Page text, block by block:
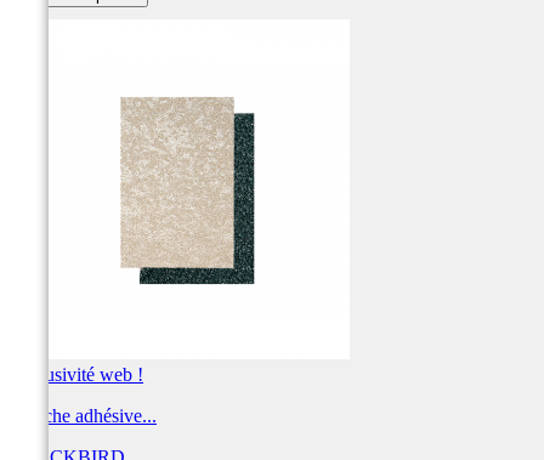
Exclusivité web !
Planche adhésive...